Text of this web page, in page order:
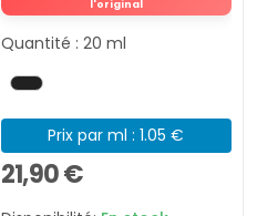
l'original
Quantité : 20 ml
Prix par ml : 1.05 €
21,90 €